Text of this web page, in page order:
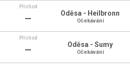
Příchod
—
Oděsa - Heilbronn
Očekávání
Příchod
—
Oděsa - Sumy
Očekávání